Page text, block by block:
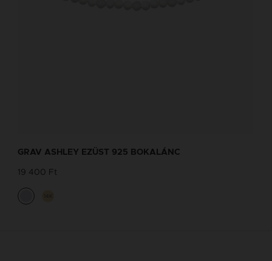
GRAV ASHLEY EZÜST 925 BOKALÁNC
19 400 Ft